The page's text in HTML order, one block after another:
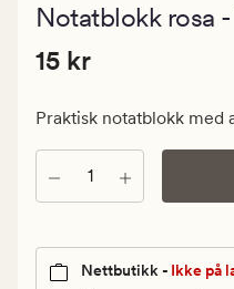
Notatblokk rosa
Pris
pris
15
Pris 15 kr
15 kr
Praktisk notatblokk med
Antall
Nettbutikk - Ikke på